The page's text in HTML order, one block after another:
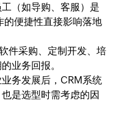
工（如导购、客服）是
的便捷性直接影响落地
件采购、定制开发、培
业务回报。
务发展后，CRM系统
是选型时需考虑的因